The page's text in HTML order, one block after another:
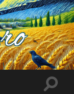
Toggle